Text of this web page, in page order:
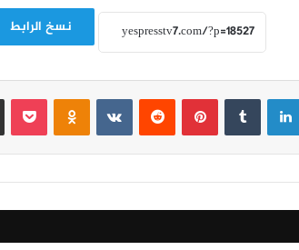
نسخ الرابط
لينكدإن بينتيريست